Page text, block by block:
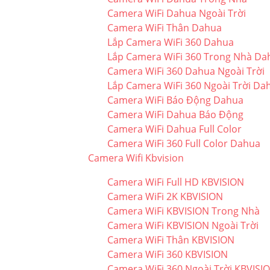
Camera WiFi Dahua Ngoài Trời
Camera WiFi Thân Dahua
Lắp Camera WiFi 360 Dahua
Lắp Camera WiFi 360 Trong Nhà
Camera WiFi 360 Dahua Ngoài Trời
Lắp Camera WiFi 360 Ngoài Trời
Camera WiFi Báo Động Dahua
Camera WiFi Dahua Báo Động
Camera WiFi Dahua Full Color
Camera WiFi 360 Full Color Dahua
Camera Wifi Kbvision
Camera WiFi Full HD KBVISION
Camera WiFi 2K KBVISION
Camera WiFi KBVISION Trong Nhà
Camera WiFi KBVISION Ngoài Trời
Camera WiFi Thân KBVISION
Camera WiFi 360 KBVISION